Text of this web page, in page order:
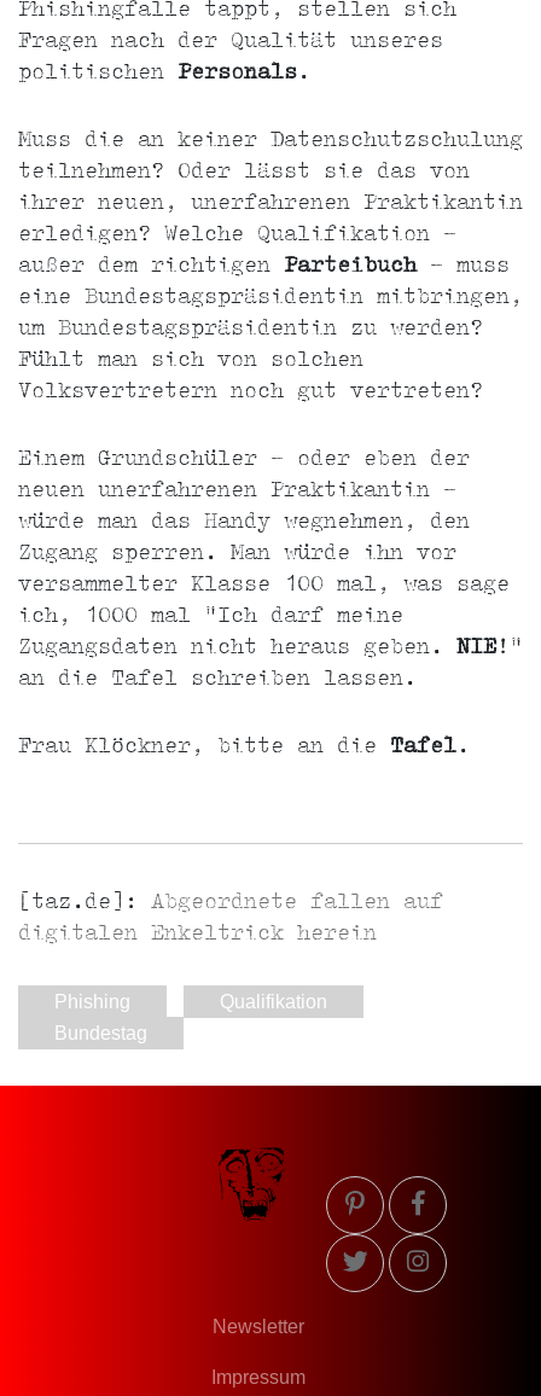
Phishingfalle tappt, stellen sich
Fragen nach der Qualität unseres
politischen Personals .
Muss die an keiner Datenschutzschulung
teilnehmen? Oder lässt sie das von
ihrer neuen, unerfahrenen Praktikantin
erledigen? Welche Qualifikation -
außer dem richtigen Parteibuch- muss
eine Bundestagspräsidentin mitbringen,
um Bundestagspräsidentin zu werden?
Fühlt man sich von solchen
Volksvertretern noch gut vertreten?
Einem Grundschüler - oder eben der
neuen unerfahrenen Praktikantin -
würde man das Handy wegnehmen, den
Zugang sperren. Man würde ihn vor
versammelter Klasse 100 mal, was sage
ich, 1000 mal "Ich darf meine
Zugangsdaten nicht heraus geben. NIE!"
an die Tafel schreiben lassen.
Frau Klöckner, bitte an die Tafel .
[taz.de]: Abgeordnete fallen auf
digitalen Enkeltrick herein
Phishing
Qualifikation
Bundestag
Newsletter
Impressum